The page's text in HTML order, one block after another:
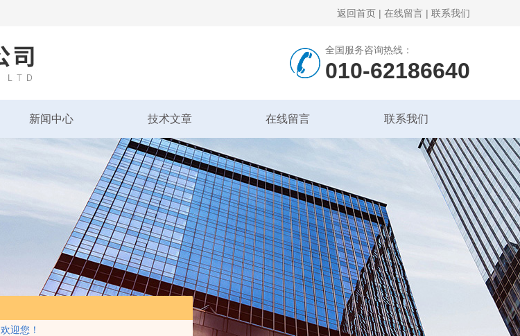
欢迎您！
返回首页 | 在线留言 | 联系我们
全国服务咨询热线：
010-62186640
新闻中心 技术文章 在线留言 联系我们